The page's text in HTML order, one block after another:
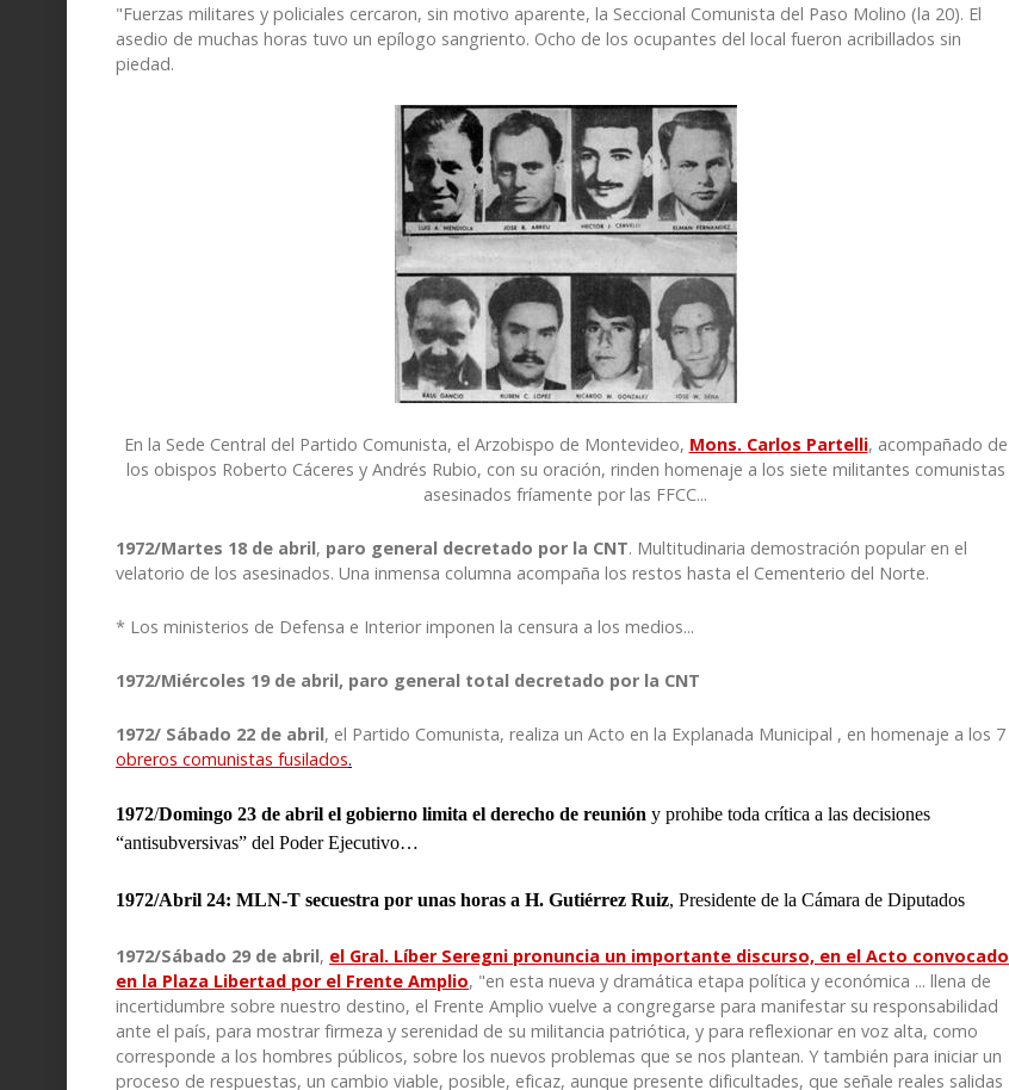
"Fuerzas militares y policiales cercaron, sin motivo aparente, la Seccional Comunista del Paso Molino (la 20). El
asedio de muchas horas tuvo un epílogo sangriento. Ocho de los ocupantes del local fueron acribillados sin
piedad.
En la Sede Central del Partido Comunista, el Arzobispo de Montevideo, Mons. Carlos Partelli, acompañado de
los obispos Roberto Cáceres y Andrés Rubio, con su oración, rinden homenaje a los siete militantes comunistas
asesinados fríamente por las FFCC...
1972/Martes 18 de abril, paro general decretado por la CNT. Multitudinaria demostración popular en el
velatorio de los asesinados. Una inmensa columna acompaña los restos hasta el Cementerio del Norte.
* Los ministerios de Defensa e Interior imponen la censura a los medios...
1972/Miércoles 19 de abril, paro general total decretado por la CNT
1972/ Sábado 22 de abril, el Partido Comunista, realiza un Acto en la Explanada Municipal , en homenaje a los 7
obreros comunistas fusilados.
1972/Domingo 23 de abril el gobierno limita el derecho de reunión y prohibe toda crítica a las decisiones
“antisubversivas” del Poder Ejecutivo…
1972/Abril 24: MLN-T secuestra por unas horas a H. Gutiérrez Ruiz, Presidente de la Cámara de Diputados
1972/Sábado 29 de abril, el Gral. Líber Seregni pronuncia un importante discurso, en el Acto convocado
en la Plaza Libertad por el Frente Amplio, "en esta nueva y dramática etapa política y económica ... llena de
incertidumbre sobre nuestro destino, el Frente Amplio vuelve a congregarse para manifestar su responsabilidad
ante el país, para mostrar firmeza y serenidad de su militancia patriótica, y para reflexionar en voz alta, como
corresponde a los hombres públicos, sobre los nuevos problemas que se nos plantean. Y también para iniciar un
proceso de respuestas, un cambio viable, posible, eficaz, aunque presente dificultades, que señale reales salidas